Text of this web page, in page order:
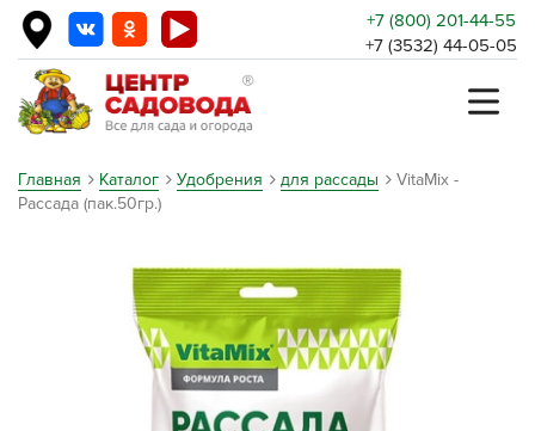
+7 (800) 201-44-55
+7 (3532) 44-05-05
Главная Каталог Удобрения для рассады
VitaMix -
Рассада (пак.50гр.)